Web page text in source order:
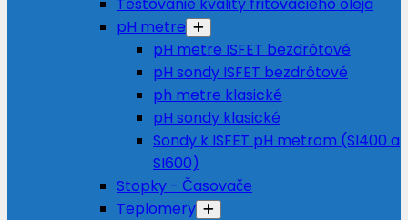
pH metre
pH metre ISFET bezdrôtové
pH sondy ISFET bezdrôtové
ph metre klasické
pH sondy klasické
Sondy k ISFET pH metrom (SI400 a
SI600)
Stopky - Časovače
Teplomery